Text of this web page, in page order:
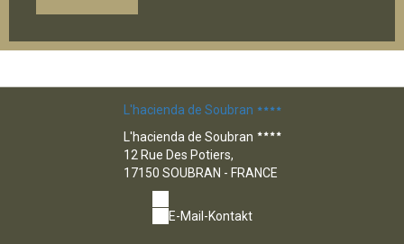
L'hacienda de Soubran
L'hacienda de Soubran
12 Rue Des Potiers,
17150 SOUBRAN - FRANCE
E-Mail-Kontakt